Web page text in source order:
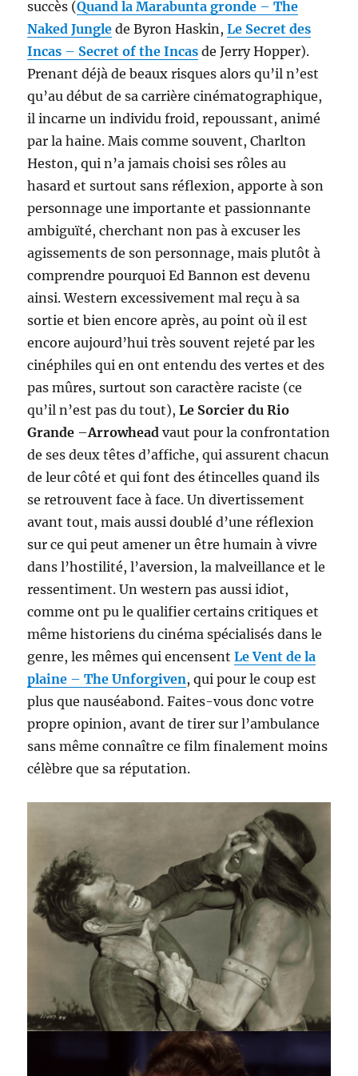
succès (Quand la Marabunta gronde –The
Naked Jungle de Byron Haskin, Le Secret des
Incas – Secret of the Incas de Jerry Hopper).
Prenant déjà de beaux risques alors qu’il n’est
qu’au début de sa carrière cinématographique,
il incarne un individu froid, repoussant, animé
par la haine. Mais comme souvent, Charlton
Heston, qui n’a jamais choisi ses rôles au
hasard et surtout sans réflexion, apporte à son
personnage une importante et passionnante
ambiguïté, cherchant non pas à excuser les
agissements de son personnage, mais plutôt à
comprendre pourquoi Ed Bannon est devenu
ainsi. Western excessivement mal reçu à sa
sortie et bien encore après, au point où il est
encore aujourd’hui très souvent rejeté par les
cinéphiles qui en ont entendu des vertes et des
pas mûres, surtout son caractère raciste (ce
qu’il n’est pas du tout),Le Sorcier du Rio
Grande –Arrowhead vaut pour la confrontation
de ses deux têtes d’affiche, qui assurent chacun
de leur côté et qui font des étincelles quand ils
se retrouvent face à face. Un divertissement
avant tout, mais aussi doublé d’une réflexion
sur ce qui peut amener un être humain à vivre
dans l’hostilité, l’aversion, la malveillance et le
ressentiment. Un western pas aussi idiot,
comme ont pu le qualifier certains critiques et
même historiens du cinéma spécialisés dans le
genre, les mêmes qui encensentLe Vent de la
plaine –The Unforgiven, qui pour le coup est
plus que nauséabond. Faites-vous donc votre
propre opinion, avant de tirer sur l’ambulance
sans même connaître ce film finalement moins
célèbre que sa réputation.